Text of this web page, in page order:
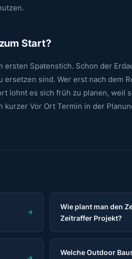
Start?
Spatenstich. Schon der
sind. Wer erst nach dem
lohnt es sich früh zu planen, weil
Vor Ort Termin in der
Wie plant man den
Zeitraffer Projekt?
Welche Outdoor